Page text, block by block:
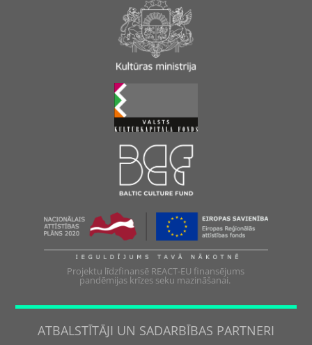
Projektu līdzfinansē REACT-EU finansējums
pandēmijas krīzes seku mazināšanai.
ATBALSTĪTĀJI UN SADARBĪBAS PARTNERI